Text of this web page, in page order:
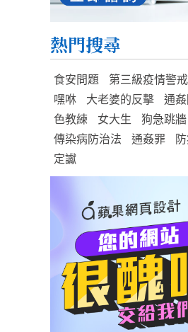
熱門搜尋
食安問題 第三級疫情警戒
嘿咻
大老婆的反擊 通
色教練
女大生 狗急跳牆
傳染病防治法
通姦罪
定讞